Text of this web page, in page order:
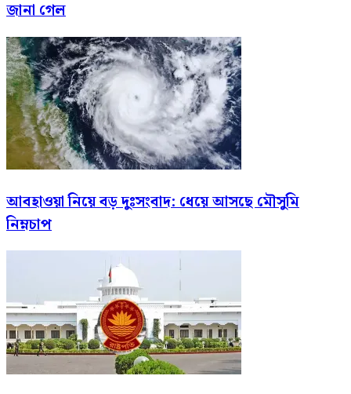
জানা গেল
আবহাওয়া নিয়ে বড় দুঃসংবাদ: ধেয়ে আসছে মৌসুমি
নিম্নচাপ